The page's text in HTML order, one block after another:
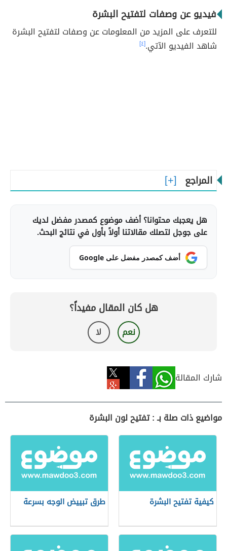
فيديو عن وصفات لتفتيح البشرة
للتعرف على المزيد من المعلومات عن وصفات لتفتيح البشرة
شاهد الفيديو الآتي.[٤]
المراجع
هل يعجبك محتوانا؟ أضف موضوع كمصدر مفضل لديك
على جوجل لتصلك مقالاتنا أولاً بأول في نتائج البحث.
أضف كمصدر مفضل على Google
هل كان المقال مفيداً؟
نعم لا
شارك المقالة
مواضيع ذات صلة بـ : تفتيح لون البشرة
كيفية تفتيح البشرة طرق تبييض الوجه بسرعة